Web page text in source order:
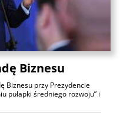
Biznesu
Biznesu przy Prezydencie
pułapki średniego rozwoju” i